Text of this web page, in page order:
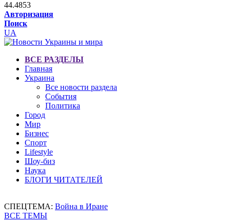
44.4853
Авторизация
Поиск
UA
ВСЕ РАЗДЕЛЫ
Главная
Украина
Все новости раздела
События
Политика
Город
Мир
Бизнес
Спорт
Lifestyle
Шоу-биз
Наука
БЛОГИ ЧИТАТЕЛЕЙ
СПЕЦТЕМА: Война в Иране
ВСЕ ТЕМЫ